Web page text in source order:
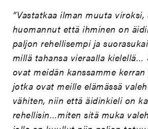
”Vastatkaa ilman muuta viroksi,
huomannut että ihminen on
paljon rehellisempi ja
millä tahansa vieraalla kielellä…
ovat meidän kanssamme
jotka ovat meille elämässä
vähiten, niin että äidinkieli on
rehellisin…miten sitä muka